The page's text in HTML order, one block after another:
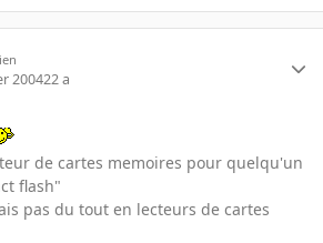
200422 a
de cartes memoires pour quelqu'un
flash"
pas du tout en lecteurs de cartes